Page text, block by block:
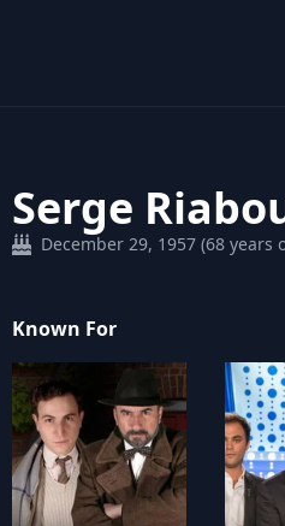
Serge
December 29, 1957 (68 years
Known For